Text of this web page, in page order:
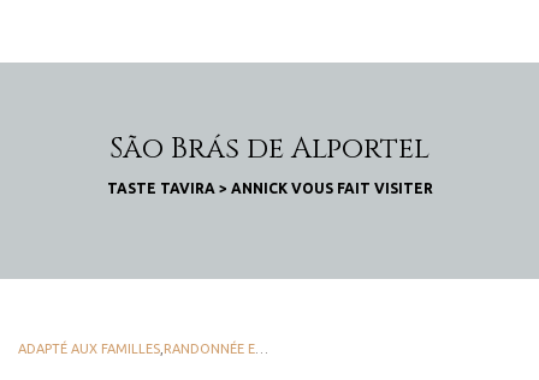
São Brás de Alportel
TASTE TAVIRA > ANNICK VOUS FAIT VISITER
ADAPTÉ AUX FAMILLES RANDONNÉE ET ACTIVITÉS DE PLEIN AIR